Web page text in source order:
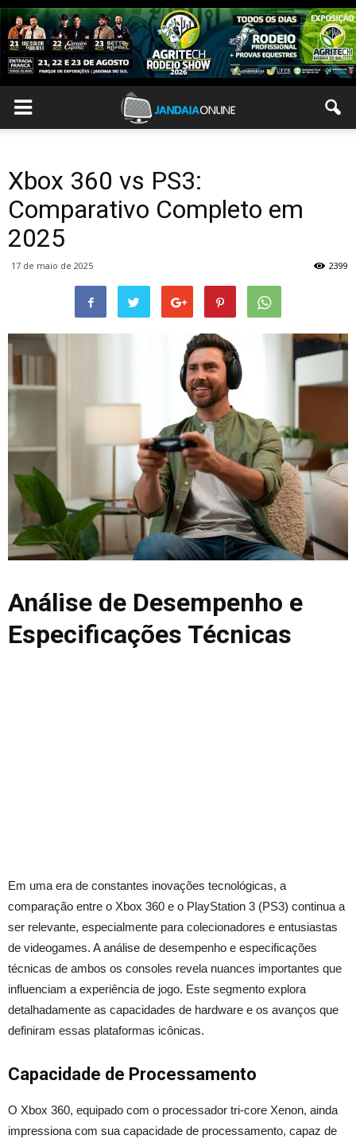
Xbox 360 vs PS3:
Comparativo Completo em
2025
17 de maio de 2025 2399
Análise de Desempenho e
Especificações Técnicas
Em uma era de constantes inovações tecnológicas, a
comparação entre o Xbox 360 e o PlayStation 3 (PS3) continua a
ser relevante, especialmente para colecionadores e entusiastas
de videogames. A análise de desempenho e especificações
técnicas de ambos os consoles revela nuances importantes que
influenciam a experiência de jogo. Este segmento explora
detalhadamente as capacidades de hardware e os avanços que
definiram essas plataformas icônicas.
Capacidade de Processamento
O Xbox 360, equipado com o processador tri-core Xenon, ainda
impressiona com sua capacidade de processamento, capaz de